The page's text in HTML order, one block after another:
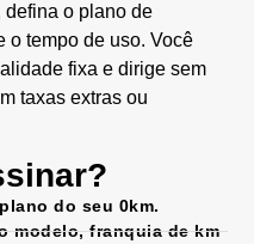
defina o plano de
o tempo de uso. Você
fixa e dirige sem
taxas extras ou
do seu 0km.
modelo, franquia de km